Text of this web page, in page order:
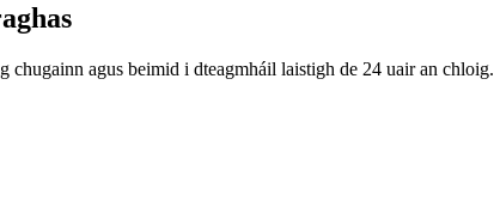
agus beimid i dteagmháil laistigh de 24 uair an chloig.